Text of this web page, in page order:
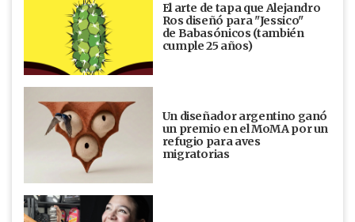
El arte de tapa que Alejandro
Ros diseñó para "Jessico"
de Babasónicos (también
cumple 25 años)
Un diseñador argentino ganó
un premio en el MoMA por un
refugio para aves
migratorias